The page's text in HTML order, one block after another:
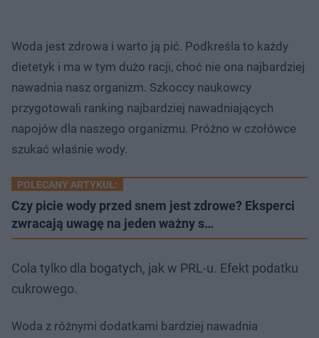
Woda jest zdrowa i warto ją pić. Podkreśla to każdy
dietetyk i ma w tym dużo racji, choć nie ona najbardziej
nawadnia nasz organizm. Szkoccy naukowcy
przygotowali ranking najbardziej nawadniających
napojów dla naszego organizmu. Próżno w czołówce
szukać właśnie wody.
POLECANY ARTYKUŁ:
Czy picie wody przed snem jest zdrowe? Eksperci
zwracają uwagę na jeden ważny s…
Cola tylko dla bogatych, jak w PRL-u. Efekt podatku
cukrowego.
Woda z różnymi dodatkami bardziej nawadnia